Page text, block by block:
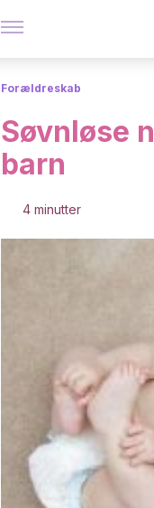
Forældreskab
Søvnløse
barn
4 minutter